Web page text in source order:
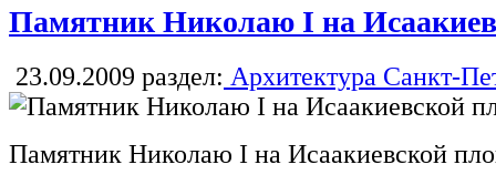
Памятник Николаю I на
23.09.2009 раздел: Архитектура Санкт-
Памятник Николаю I на Исаакиевской